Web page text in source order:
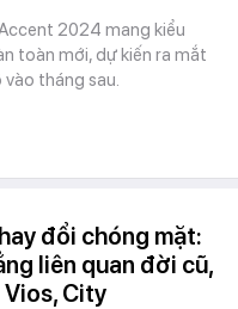
2024 mang kiểu
toàn mới, dự kiến ra mắt
tháng sau.
đổi chóng mặt:
liên quan đời cũ,
Vios, City